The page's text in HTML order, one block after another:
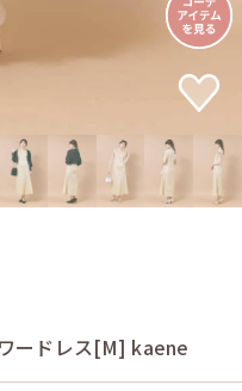
ードレス[M] kaene